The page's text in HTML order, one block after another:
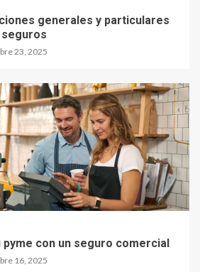
generales y particulares
23, 2025
con un seguro comercial
16, 2025